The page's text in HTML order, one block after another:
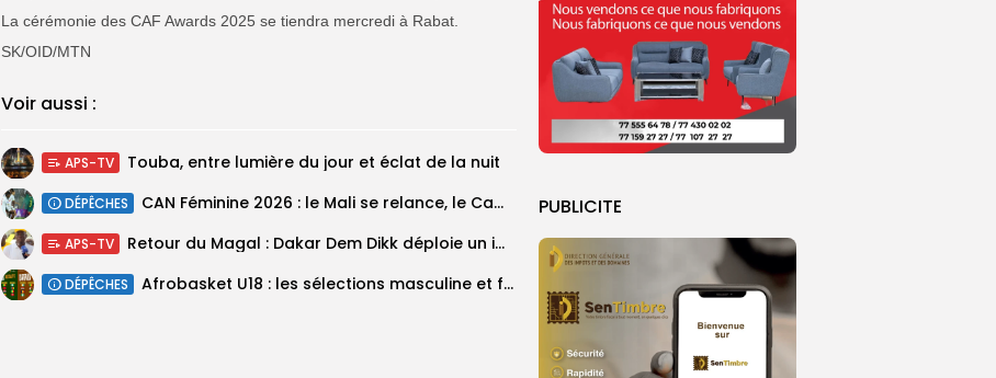
PUBLICITE
La cérémonie des CAF Awards 2025 se tiendra mercredi à Rabat.
SK/OID/MTN
Voir aussi :
APS-TV Touba, entre lumière du jour et éclat de la nuit
DÉPÊCHES ‎CAN Féminine 2026 : le Mali se relance, le Cameroun domine le...
APS-TV Retour du Magal : Dakar Dem Dikk déploie un important dispositif pour...
DÉPÊCHES ‎Afrobasket U18 : les sélections masculine et féminine du Sénégal fixées sur...